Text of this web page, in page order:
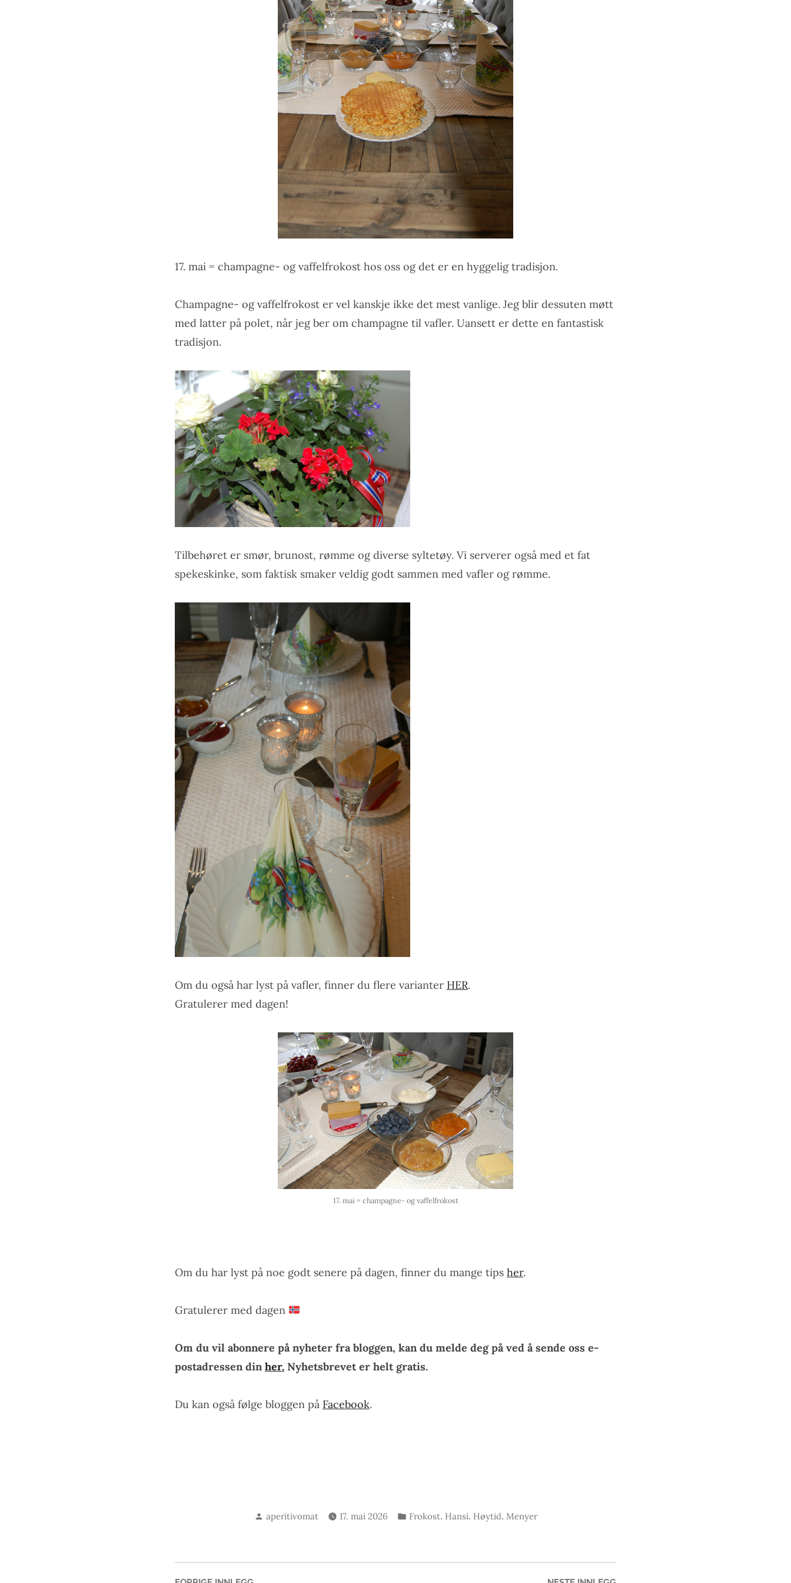
17. mai = champagne- og vaffelfrokost hos oss og det er en hyggelig tradisjon.
Champagne- og vaffelfrokost er vel kanskje ikke det mest vanlige. Jeg blir dessuten møtt
med latter på polet, når jeg ber om champagne til vafler. Uansett er dette en fantastisk
tradisjon.
Tilbehøret er smør, brunost, rømme og diverse syltetøy. Vi serverer også med et fat
spekeskinke, som faktisk smaker veldig godt sammen med vafler og rømme.
Om du også har lyst på vafler, finner du flere varianter HER.
Gratulerer med dagen!
17. mai = champagne- og vaffelfrokost
Om du har lyst på noe godt senere på dagen, finner du mange tips her.
Gratulerer med dagen
Om du vil abonnere på nyheter fra bloggen, kan du melde deg på ved å sende oss e-
postadressen din her. Nyhetsbrevet er helt gratis.
Du kan også følge bloggen på Facebook.
Skrevet
aperitivomat 17. mai 2026
Publisert
Frokost, Hansi, Høytid, Menyer